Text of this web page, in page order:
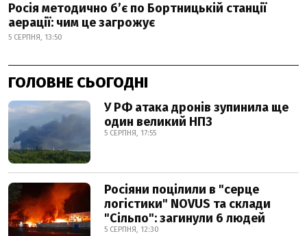
Росія методично б’є по Бортницькій станції
аерації: чим це загрожує
5 СЕРПНЯ, 13:50
ГОЛОВНЕ СЬОГОДНІ
У РФ атака дронів зупинила ще
один великий НПЗ
5 СЕРПНЯ, 17:55
Росіяни поцілили в "серце
логістики" NOVUS та склади
"Сільпо": загинули 6 людей
5 СЕРПНЯ, 12:30